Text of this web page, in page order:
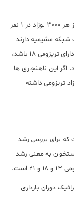
به خاطر داشته باشید که تریزومی 18 نادر است و از هر 3000 نوزاد در 1 نفر
شبکه مشیمیه دارند
به تریزومی 18 ختم نمی شوند. در مواردی که نوزاد دارای تریزومی 18 باشد،
این ناهنجاری ها
تریزومی داشته
که برای بررسی رشد
به معنی رشد
دوران بارداری